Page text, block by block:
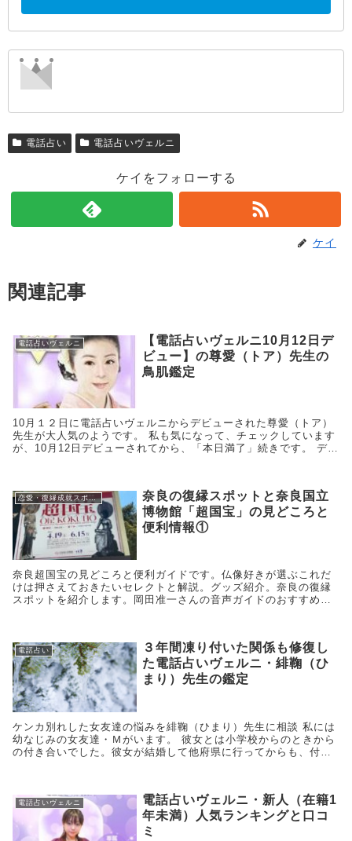
電話占い 電話占いヴェルニ
ケイをフォローする
ケイ
関連記事
電話占いヴェルニ
【電話占いヴェルニ10月12日デ
ビュー】の尊愛（トア）先生の
鳥肌鑑定
10月１２日に電話占いヴェルニからデビューされた尊愛（トア）
先生が大人気のようです。 私も気になって、チェックしています
が、10月12日デビューされてから、「本日満了」続きです。 デビ
恋愛・復縁成就スポット
奈良の復縁スポットと奈良国立
博物館「超国宝」の見どころと
便利情報①
奈良超国宝の見どころと便利ガイドです。仏像好きが選ぶこれだ
けは押さえておきたいセレクトと解説。グッズ紹介。奈良の復縁
スポットを紹介します。岡田准一さんの音声ガイドのおすすめポ
電話占い
３年間凍り付いた関係も修復し
た電話占いヴェルニ・緋鞠（ひ
まり）先生の鑑定
ケンカ別れした女友達の悩みを緋鞠（ひまり）先生に相談 私には
幼なじみの女友達・Ｍがいます。 彼女とは小学校からのときから
の付き合いでした。彼女が結婚して他府県に行ってからも、付き
電話占いヴェルニ
電話占いヴェルニ・新人（在籍1
年未満）人気ランキングと口コ
ミ